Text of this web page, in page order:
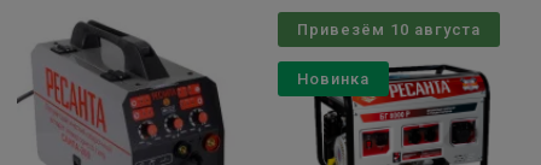
Привезём 10 августа
Новинка